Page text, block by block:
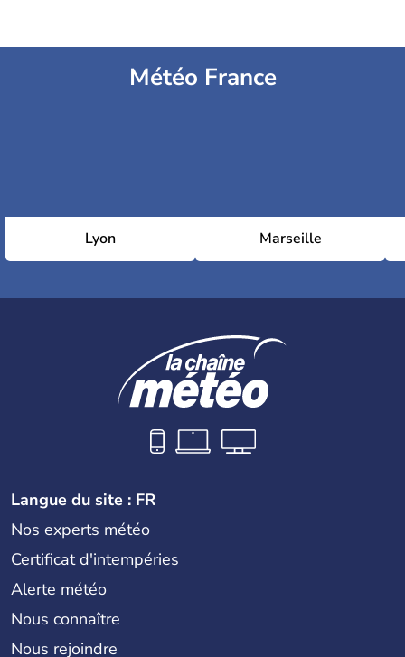
Météo France
Lyon Marseille
Langue du site : FR
Nos experts météo
Certificat d'intempéries
Alerte météo
Nous connaître
Nous rejoindre